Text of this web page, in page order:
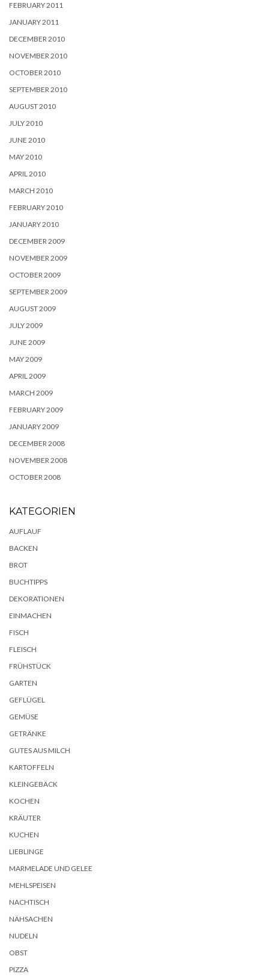
FEBRUARY 2011
JANUARY 2011
DECEMBER 2010
NOVEMBER 2010
OCTOBER 2010
SEPTEMBER 2010
AUGUST 2010
JULY 2010
JUNE 2010
MAY 2010
APRIL 2010
MARCH 2010
FEBRUARY 2010
JANUARY 2010
DECEMBER 2009
NOVEMBER 2009
OCTOBER 2009
SEPTEMBER 2009
AUGUST 2009
JULY 2009
JUNE 2009
MAY 2009
APRIL 2009
MARCH 2009
FEBRUARY 2009
JANUARY 2009
DECEMBER 2008
NOVEMBER 2008
OCTOBER 2008
KATEGORIEN
AUFLAUF
BACKEN
BROT
BUCHTIPPS
DEKORATIONEN
EINMACHEN
FISCH
FLEISCH
FRÜHSTÜCK
GARTEN
GEFLÜGEL
GEMÜSE
GETRÄNKE
GUTES AUS MILCH
KARTOFFELN
KLEINGEBÄCK
KOCHEN
KRÄUTER
KUCHEN
LIEBLINGE
MARMELADE UND GELEE
MEHLSPEISEN
NACHTISCH
NÄHSACHEN
NUDELN
OBST
PIZZA